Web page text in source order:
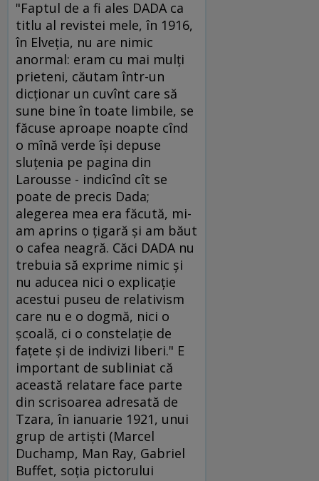
"Faptul de a fi ales DADA ca
titlu al revistei mele, în 1916,
în Elveţia, nu are nimic
anormal: eram cu mai mulţi
prieteni, căutam într-un
dicţionar un cuvînt care să
sune bine în toate limbile, se
făcuse aproape noapte cînd
o mînă verde îşi depuse
sluţenia pe pagina din
Larousse - indicînd cît se
poate de precis Dada;
alegerea mea era făcută, mi-
am aprins o ţigară şi am băut
o cafea neagră. Căci DADA nu
trebuia să exprime nimic şi
nu aducea nici o explicaţie
acestui puseu de relativism
care nu e o dogmă, nici o
şcoală, ci o constelaţie de
faţete şi de indivizi liberi." E
important de subliniat că
această relatare face parte
din scrisoarea adresată de
Tzara, în ianuarie 1921, unui
grup de artişti (Marcel
Duchamp, Man Ray, Gabriel
Buffet, soţia pictorului